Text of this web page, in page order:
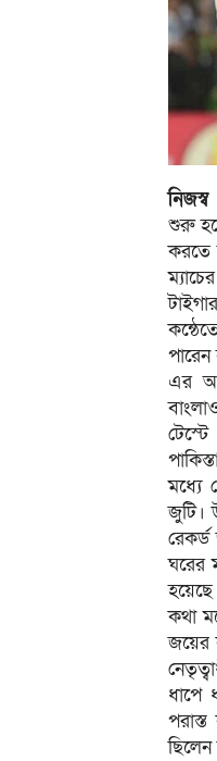
শুরু
করতে
এর
মধ্যে
জুটি।
ঘরের
কথা
জয়ের
ধাপে